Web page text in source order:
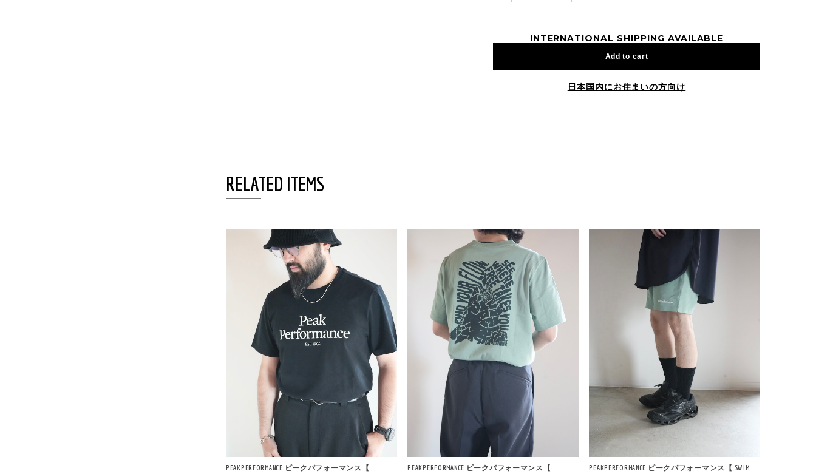
INTERNATIONAL SHIPPING AVAILABLE
Add to cart
日本国内にお住まいの方向け
RELATED ITEMS
PEAKPERFORMANCE ピークパフォーマンス【 PEAKPERFORMANCE ピークパフォーマンス【 PEAKPERFORMANCE ピークパフォーマンス【 SWIM